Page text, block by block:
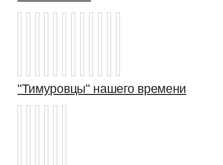
"Тимуровцы" нашего времени